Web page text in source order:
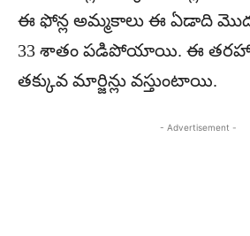
ఈ ఫోన్ల అమ్మకాలు ఈ ఏడాది
33 శాతం పడిపోయాయి. ఈ
తక్కువ మార్జిన్లు వస్తుంటాయి.
- Advertisement -